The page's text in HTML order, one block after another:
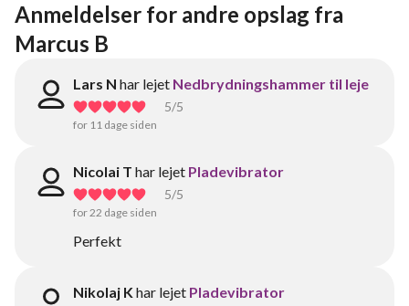
Anmeldelser for andre opslag fra
Marcus B
Lars N har lejet Nedbrydningshammer til leje
5/5
for 11 dage siden
Nicolai T har lejet Pladevibrator
5/5
for 22 dage siden
Perfekt
Nikolaj K har lejet Pladevibrator